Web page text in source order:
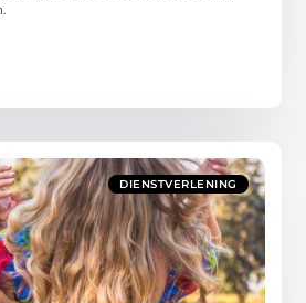
DIENSTVERLENING